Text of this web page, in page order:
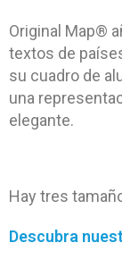
Original Map®
textos de
su cuadro de
una
elegante.
Hay tres
Descubra